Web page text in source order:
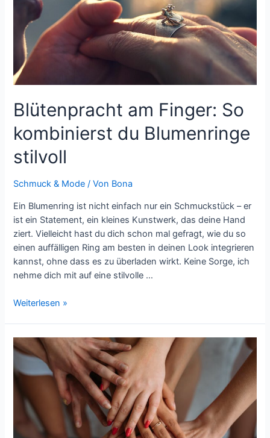
Blütenpracht am Finger: So
kombinierst du Blumenringe
stilvoll
Schmuck & Mode / Von Bona
Ein Blumenring ist nicht einfach nur ein Schmuckstück – er
ist ein Statement, ein kleines Kunstwerk, das deine Hand
ziert. Vielleicht hast du dich schon mal gefragt, wie du so
einen auffälligen Ring am besten in deinen Look integrieren
kannst, ohne dass es zu überladen wirkt. Keine Sorge, ich
nehme dich mit auf eine stilvolle …
Blütenpracht
So
kombinierst
du
Blumenringe
stilvoll
Weiterlesen »